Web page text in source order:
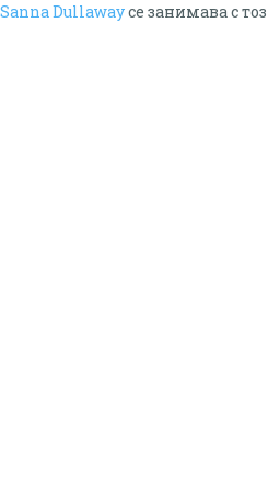
Sanna Dullawayсе занимава с